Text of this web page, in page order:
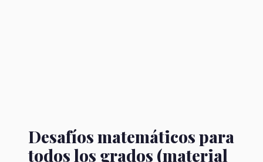
Desafíos matemáticos para
todos los grados (material